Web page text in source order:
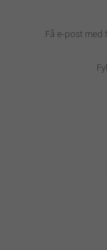
Få e-post